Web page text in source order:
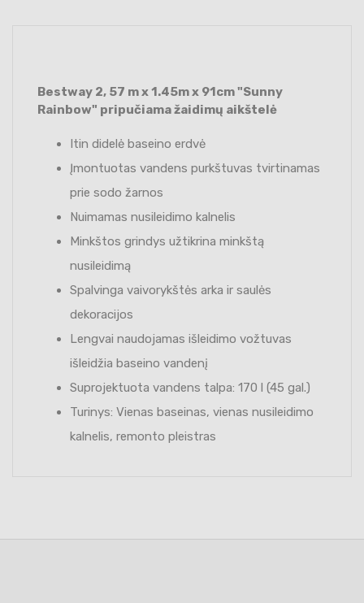
Bestway 2, 57 m x 1.45m x 91cm "Sunny
Rainbow" pripučiama žaidimų aikštelė
Itin didelė baseino erdvė
Įmontuotas vandens purkštuvas tvirtinamas
prie sodo žarnos
Nuimamas nusileidimo kalnelis
Minkštos grindys užtikrina minkštą
nusileidimą
Spalvinga vaivorykštės arka ir saulės
dekoracijos
Lengvai naudojamas išleidimo vožtuvas
išleidžia baseino vandenį
Suprojektuota vandens talpa: 170 l (45 gal.)
Turinys: Vienas baseinas, vienas nusileidimo
kalnelis, remonto pleistras